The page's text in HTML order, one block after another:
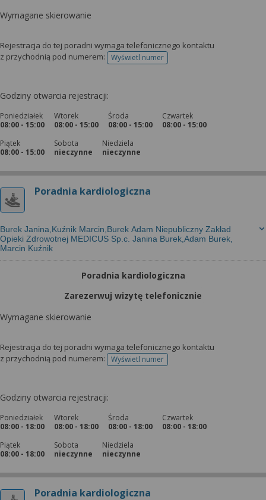
Wymagane skierowanie
Rejestracja do tej poradni wymaga telefonicznego kontaktu
z przychodnią pod numerem:
Wyświetl numertelefonu do rejestracji
Godziny otwarcia rejestracji:
Poniedziałek
08:00 - 15:00
Wtorek
08:00 - 15:00
Środa
08:00 - 15:00
Czwartek
08:00 - 15:00
Piątek
08:00 - 15:00
Sobota
nieczynne
Niedziela
nieczynne
Poradnia kardiologiczna
Burek Janina,Kuźnik Marcin,Burek Adam Niepubliczny Zakład
Opieki Zdrowotnej MEDICUS Sp.c. Janina Burek,Adam Burek,
Marcin Kuźnik
Poradnia kardiologiczna
Zarezerwuj wizytę telefonicznie
Wymagane skierowanie
Rejestracja do tej poradni wymaga telefonicznego kontaktu
z przychodnią pod numerem:
Wyświetl numertelefonu do rejestracji
Godziny otwarcia rejestracji:
Poniedziałek
08:00 - 18:00
Wtorek
08:00 - 18:00
Środa
08:00 - 18:00
Czwartek
08:00 - 18:00
Piątek
08:00 - 18:00
Sobota
nieczynne
Niedziela
nieczynne
Poradnia kardiologiczna